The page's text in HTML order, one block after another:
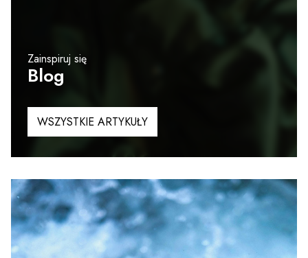
Zainspiruj się
Blog
WSZYSTKIE ARTYKUŁY